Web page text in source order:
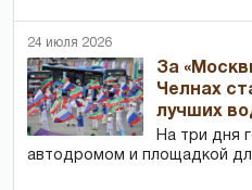
24 июля 2026
За
Челнах
лучших
На три дня
автодромом и площадкой